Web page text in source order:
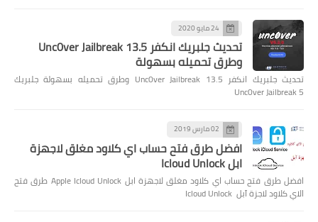
24 مايو 2020
تحديث جلبريك انكفر Unc0ver Jailbreak 13.5
وطرق تحميله بسهولة
تحديث جلبريك انكفر Unc0ver Jailbreak 13.5 وطرق تحميله بسهولة جلبريك
Unc0ver Jailbreak 5
02 مارس 2019
افضل طرق فتح حساب اي كلاود مغلق لاجهزة
ابل Icloud Unlock
افضل طرق فتح حساب اي كلاود مغلق لاجهزة ابل Apple Icloud Unlock طرق فتح
الاي كلاود لاجزة آبل Icloud Unlock